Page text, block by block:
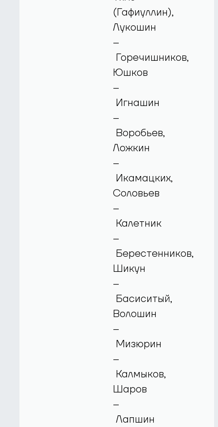
(Гафиуллин),
Лукошин
–
Горечишников,
Юшков
–
Игнашин
–
Воробьев,
Ложкин
–
Икамацких,
Соловьев
–
Калетник
–
Берестенников,
Шикун
–
Басиситый,
Волошин
–
Мизюрин
–
Калмыков,
Шаров
–
Лапшин